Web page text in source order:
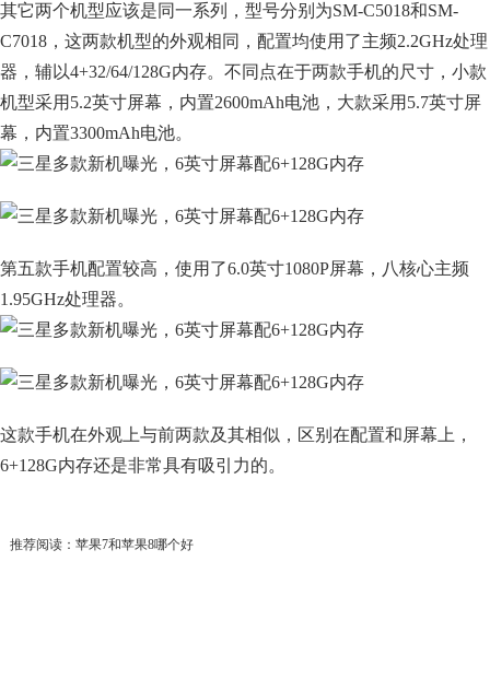
其它两个机型应该是同一系列，型号分别为SM-C5018和SM-
C7018，这两款机型的外观相同，配置均使用了主频2.2GHz处理
器，辅以4+32/64/128G内存。不同点在于两款手机的尺寸，小款
机型采用5.2英寸屏幕，内置2600mAh电池，大款采用5.7英寸屏
幕，内置3300mAh电池。
第五款手机配置较高，使用了6.0英寸1080P屏幕，八核心主频
1.95GHz处理器。
这款手机在外观上与前两款及其相似，区别在配置和屏幕上，
6+128G内存还是非常具有吸引力的。
推荐阅读： 苹果7和苹果8哪个好